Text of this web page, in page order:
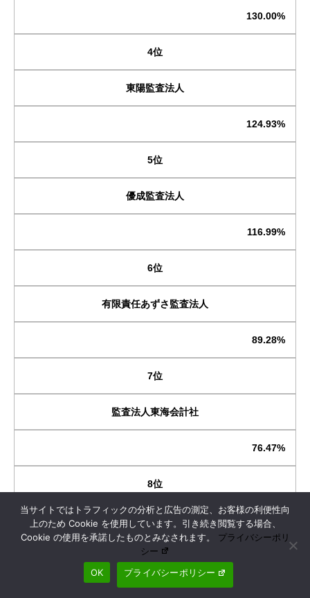
130.00%
4位
東陽監査法人
124.93%
5位
優成監査法人
116.99%
6位
有限責任あずさ監査法人
89.28%
7位
監査法人東海会計社
76.47%
8位
新日本有限責任監査法人
当サイトではトラフィックの分析と広告の測定、お客様の利便性向
上のため Cookie を使用しています。引き続き閲覧する場合、
Cookie の使用を承諾したものとみなされます。 プライバシーポリ
シー
OK
プライバシーポリシー